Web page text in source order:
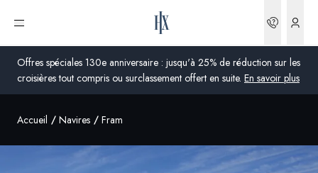
Offres spéciales 130e anniversaire : jusqu'à 25% de réduction sur les
croisières tout compris ou surclassement offert en suite. En savoir plus
Ouvrir le menu
Australie
Global
Accueil Navires Fram